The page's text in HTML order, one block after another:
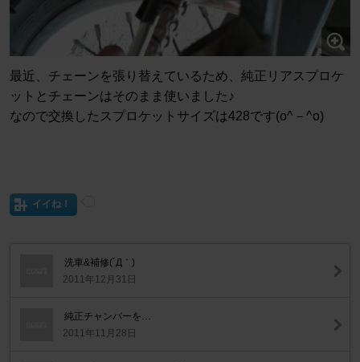
最近、チェーンを張り替えているため、純正リアスプロケ
ットとチェーンはそのまま使いました♪
なので交換したスプロケットサイズは428です(o^－^o)
イイね！
洗車&補修(´Д｀)
2011年12月31日
純正チャンバーを…
2011年11月28日